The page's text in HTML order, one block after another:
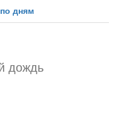
дням
дождь